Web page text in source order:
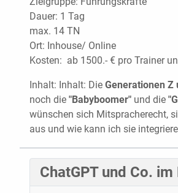
Dauer: 1 Tag
max. 14 TN
Ort: Inhouse/ Online
Kosten: ab 1500.- € pro Trainer
Inhalt: Inhalt: Die Generationen Z
noch die "Babyboomer" und die
wünschen sich Mitspracherecht,
aus und wie kann ich sie
ChatGPT und Co. im